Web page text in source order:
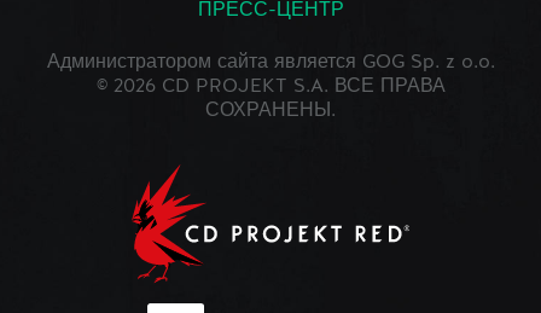
ПРЕСС-ЦЕНТР
Администратором сайта является GOG Sp. z o.o.
© 2026 CD PROJEKT S.A. ВСЕ ПРАВА
СОХРАНЕНЫ.